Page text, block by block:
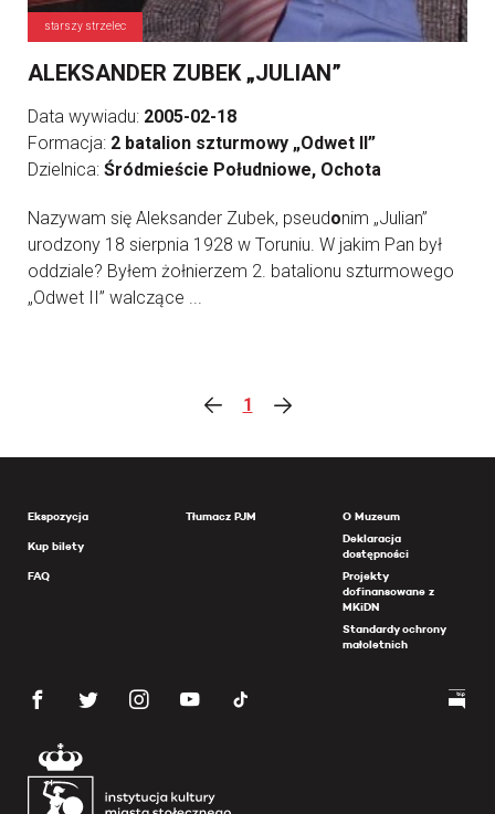
starszy strzelec
ALEKSANDER ZUBEK „JULIAN”
Data wywiadu: 2005-02-18
Formacja: 2 batalion szturmowy „Odwet II”
Dzielnica: Śródmieście Południowe, Ochota
Nazywam się Aleksander Zubek, pseudonim „Julian”
urodzony 18 sierpnia 1928 w Toruniu. W jakim Pan był
oddziale? Byłem żołnierzem 2. batalionu szturmowego
„Odwet II” walczące ...
1
Ekspozycja
Kup bilety
FAQ
Tłumacz PJM
O Muzeum
Deklaracja
dostępności
Projekty
dofinansowane z
MKiDN
Standardy ochrony
małoletnich